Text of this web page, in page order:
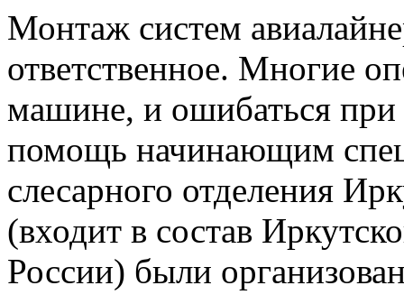
Монтаж систем
ответственное. Многие
машине, и ошибаться при
помощь начинающим
слесарного отделения
(входит в состав
России) были